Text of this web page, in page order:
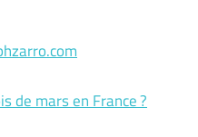
de mars en France ?